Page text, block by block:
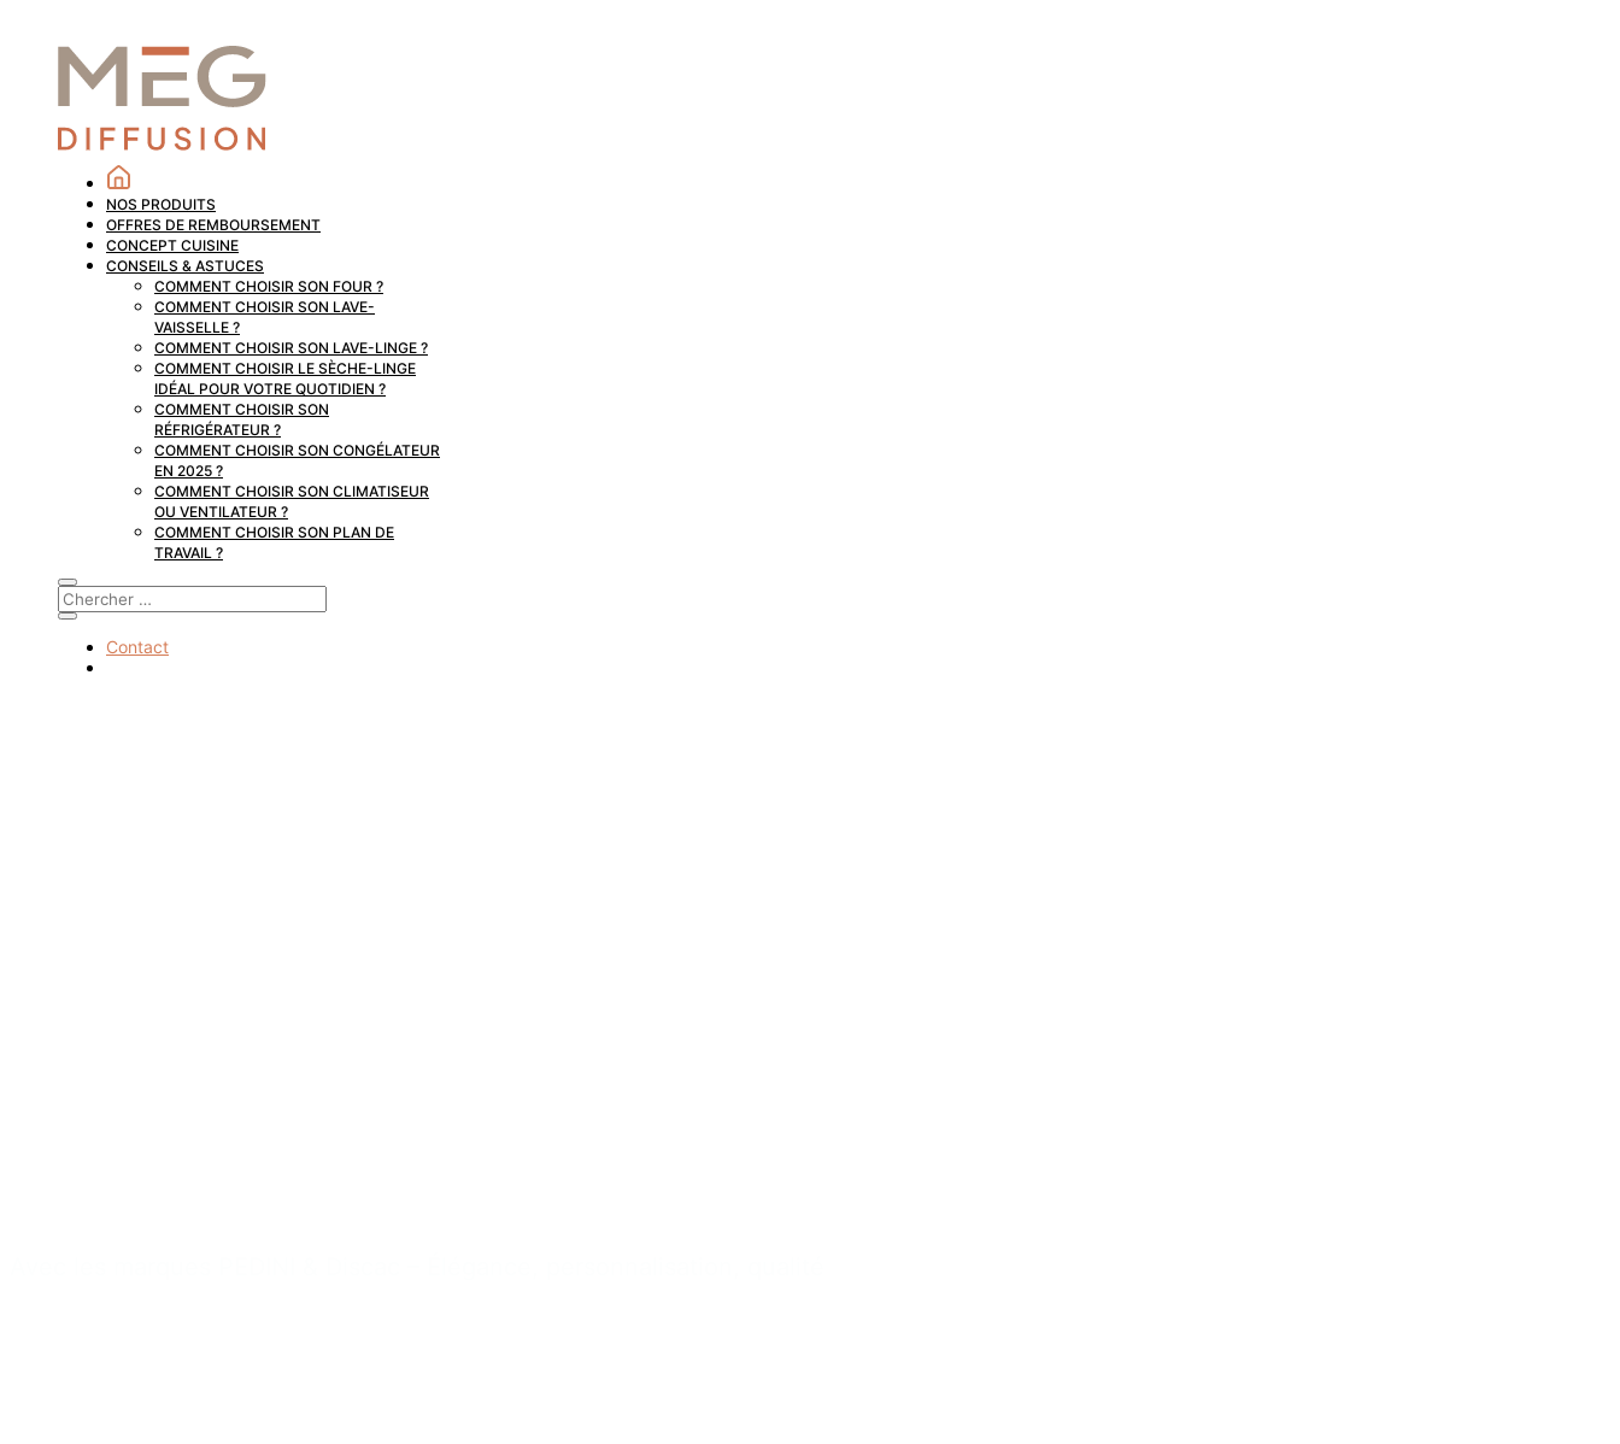
NOS PRODUITS
OFFRES DE REMBOURSEMENT
CONCEPT CUISINE
CONSEILS & ASTUCES
COMMENT CHOISIR SON FOUR ?
COMMENT CHOISIR SON LAVE-
VAISSELLE ?
COMMENT CHOISIR SON LAVE-LINGE ?
COMMENT CHOISIR LE SÈCHE-LINGE
IDÉAL POUR VOTRE QUOTIDIEN ?
COMMENT CHOISIR SON
RÉFRIGÉRATEUR ?
COMMENT CHOISIR SON CONGÉLATEUR
EN 2025 ?
COMMENT CHOISIR SON CLIMATISEUR
OU VENTILATEUR ?
COMMENT CHOISIR SON PLAN DE
TRAVAIL ?
Contact